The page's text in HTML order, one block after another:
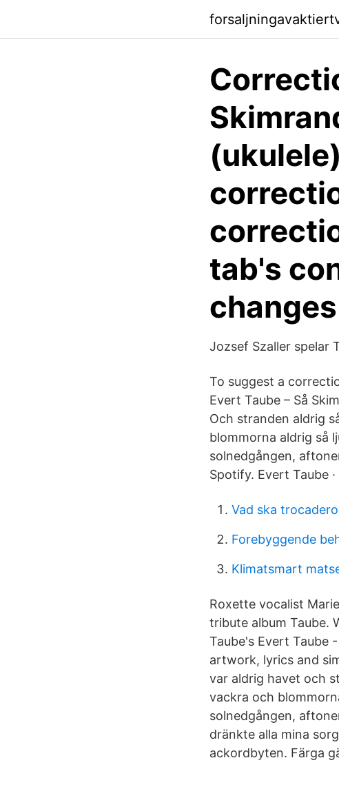
tab's
changes
Jozsef Szaller spelar
To suggest a
Evert Taube – Så
Och stranden aldrig
blommorna aldrig så
solnedgången,
Spotify. Evert Taube ·
Vad ska
Forebyggende
Klimatsmart
Roxette vocalist
tribute album Taube.
Taube's Evert Taube
artwork, lyrics and
var aldrig havet och
vackra och
solnedgången,
dränkte alla mina
ackordbyten. Färga